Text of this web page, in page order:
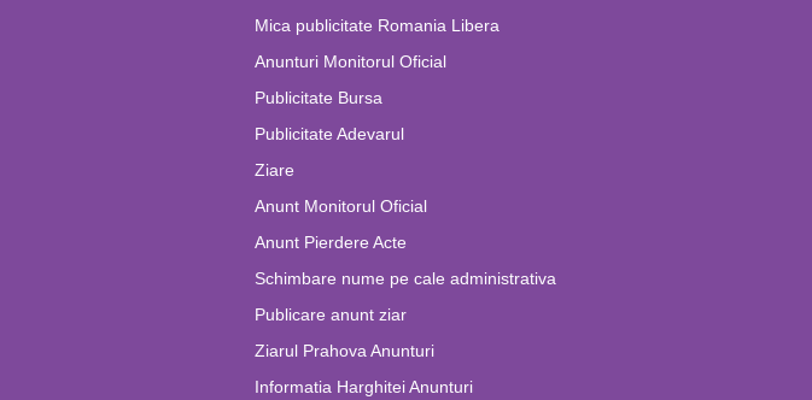
Mica publicitate Romania Libera
Anunturi Monitorul Oficial
Publicitate Bursa
Publicitate Adevarul
Ziare
Anunt Monitorul Oficial
Anunt Pierdere Acte
Schimbare nume pe cale administrativa
Publicare anunt ziar
Ziarul Prahova Anunturi
Informatia Harghitei Anunturi